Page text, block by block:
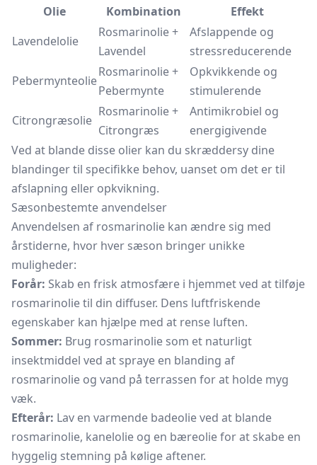
Olie
Kombination
Effekt
Lavendelolie
Rosmarinolie +
Lavendel
Afslappende og
stressreducerende
Pebermynteolie
Rosmarinolie +
Pebermynte
Opkvikkende og
stimulerende
Citrongræsolie
Rosmarinolie +
Citrongræs
Antimikrobiel og
energigivende
Ved at blande disse olier kan du skræddersy dine
blandinger til specifikke behov, uanset om det er til
afslapning eller opkvikning.
Sæsonbestemte anvendelser
Anvendelsen af rosmarinolie kan ændre sig med
årstiderne, hvor hver sæson bringer unikke
muligheder:
Forår: Skab en frisk atmosfære i hjemmet ved at tilføje
rosmarinolie til din diffuser. Dens luftfriskende
egenskaber kan hjælpe med at rense luften.
Sommer: Brug rosmarinolie som et naturligt
insektmiddel ved at spraye en blanding af
rosmarinolie og vand på terrassen for at holde myg
væk.
Efterår: Lav en varmende badeolieved at blande
rosmarinolie, kanelolie og en bæreolie for at skabe en
hyggelig stemning på kølige aftener.